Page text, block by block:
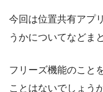
今回は位置共有アプ
うかについてなどま
フリーズ機能のこと
ことはないでしょう